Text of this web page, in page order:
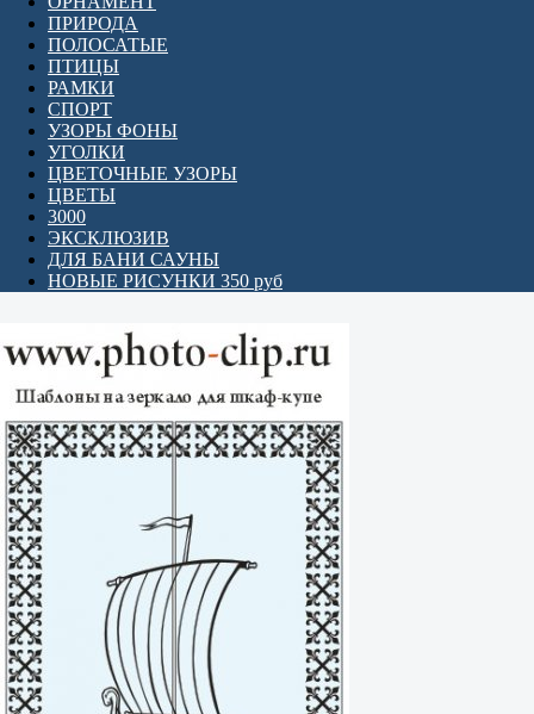
ПРИРОДА
ПОЛОСАТЫЕ
ПТИЦЫ
РАМКИ
СПОРТ
УЗОРЫ ФОНЫ
УГОЛКИ
ЦВЕТОЧНЫЕ УЗОРЫ
ЦВЕТЫ
3000
ЭКСКЛЮЗИВ
ДЛЯ БАНИ САУНЫ
НОВЫЕ РИСУНКИ 350 руб